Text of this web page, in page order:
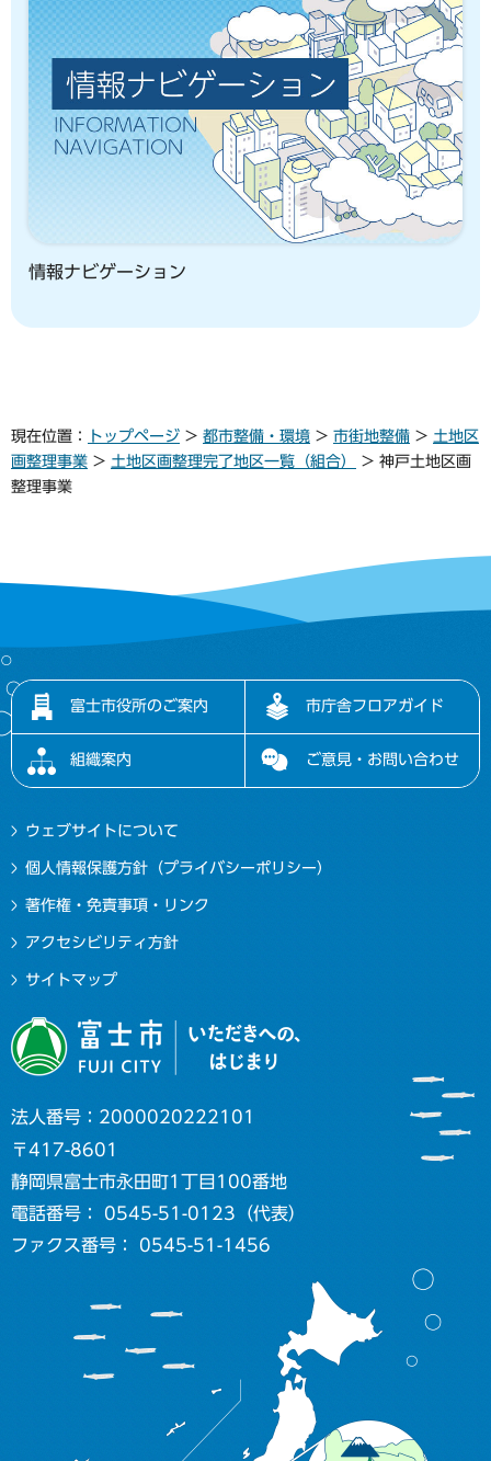
情報ナビゲーション
現在位置： トップページ > 都市整備・環境 > 市街地整備 > 土地区
画整理事業 > 土地区画整理完了地区一覧（組合）
> 神戸土地区画
整理事業
富士市役所のご案内 市庁舎フロアガイド
組織案内 ご意見・お問い合わせ
ウェブサイトについて
個人情報保護方針（プライバシーポリシー）
著作権・免責事項・リンク
アクセシビリティ方針
サイトマップ
法人番号：2000020222101
〒417-8601
静岡県富士市永田町1丁目100番地
電話番号： 0545-51-0123（代表）
ファクス番号： 0545-51-1456